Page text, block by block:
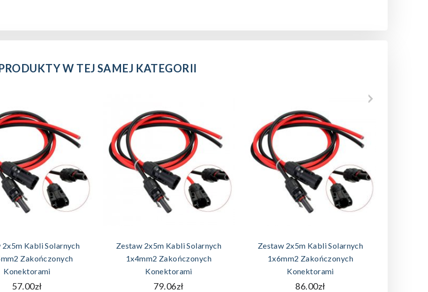
W TEJ SAMEJ KATEGORII
2x5m Kabli Solarnych
Zakończonych
Konektorami
57.00zł
Zestaw 2x5m Kabli Solarnych
1x4mm2 Zakończonych
Konektorami
79.06zł
Zestaw 2x5m Kabli Solarnych
1x6mm2 Zakończonych
Konektorami
86.00zł